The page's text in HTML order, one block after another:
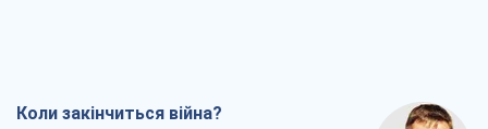
Коли закінчиться війна?